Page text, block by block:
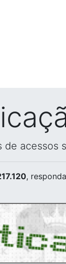
acessos
,